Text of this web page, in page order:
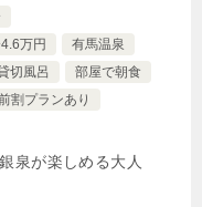
万円
有馬温泉
切風呂
部屋で朝食
割プランあり
泉が楽しめる大人